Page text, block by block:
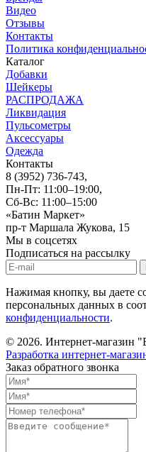
Видео
Отзывы
Контакты
Политика
Каталог
Добавки
Шейкеры
РАСПРОДАЖА
Ликвидация
Пульсометры
Аксессуары
Одежда
Контакты
8 (3952) 736-743,
Пн-Пт: 11:00–19:00,
Сб-Вс: 11:00–15:00
«Батин Маркет»
пр-т Маршала Жукова, 15
Мы в соцсетях
Подписаться на рассылку
Нажимая кнопку, вы даете
персональных данных в
конфиденциальности.
© 2026. Интернет-магазин
Разработка интернет-
Заказ обратного звонка